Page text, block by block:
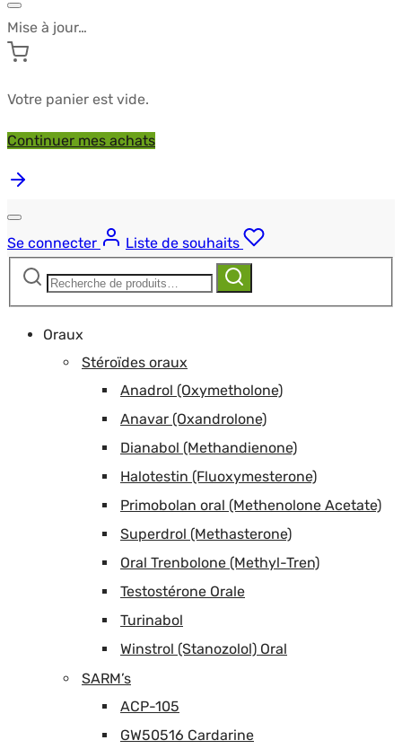
Mise à jour…
Votre panier est vide.
Continuer mes achats
Se connecter
Liste de souhaits
Recherche
Recherche
Oraux
Stéroïdes oraux
Anadrol (Oxymetholone)
Anavar (Oxandrolone)
Dianabol (Methandienone)
Halotestin (Fluoxymesterone)
Primobolan oral (Methenolone Acetate)
Superdrol (Methasterone)
Oral Trenbolone (Methyl-Tren)
Testostérone Orale
Turinabol
Winstrol (Stanozolol) Oral
SARM’s
ACP-105
GW50516 Cardarine